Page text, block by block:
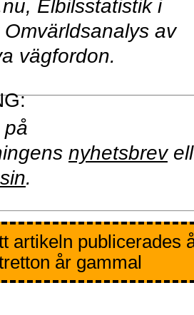
Elbilsstatistik i
av
vägfordon.
på
nyhetsbrev
.
artikeln publicerades
år gammal